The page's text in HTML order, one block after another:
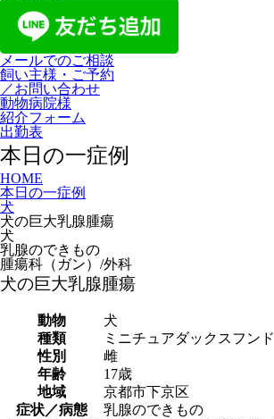
メールでのご相談
飼い主様・ご予約
／お問い合わせ
動物病院様
紹介フォーム
出勤表
本日の一症例
HOME
本日の一症例
犬
犬の巨大乳腺腫瘍
犬
乳腺のできもの
腫瘍科（ガン）/外科
犬の巨大乳腺腫瘍
動物
犬
種類
ミニチュアダックスフンド
性別
雌
年齢
17歳
地域
京都市下京区
症状／病態
乳腺のできもの